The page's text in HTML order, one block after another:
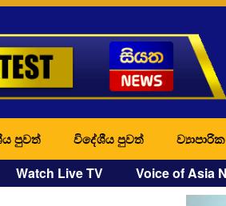
පුවත් විදේශීය පුවත් ව්‍යාපාරික
Watch Live TV Voice of Asia